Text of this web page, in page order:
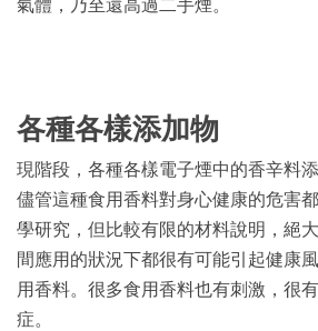
各種各樣添加物
現階段，各種各樣電子煙中的香辛料
儘管這種食用香料對身心健康的危害
學研究，但比較有限的材料說明，絕
間應用的狀況下都很有可能引起健康
用香料。很多食用香料也有刺激，很
症。